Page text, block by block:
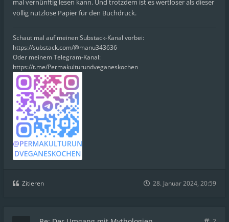
mal vernünftig lesen kann. Und trotzdem ist es wertloser als dieser
völlig nutzlose Papier für den Buchdruck.
Schaut mal auf meinen Substack-Kanal vorbei:
https://substack.com/@manu343636
Oder meinem Telegram-Kanal:
https://t.me/Permakulturundveganeskochen
Zitieren 28. Januar 2024, 20:59